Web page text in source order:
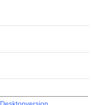
Desktopversion